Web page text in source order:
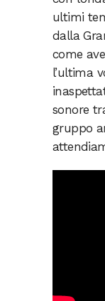
ultimi
dalla
come
l’ultima
sonore
gruppo